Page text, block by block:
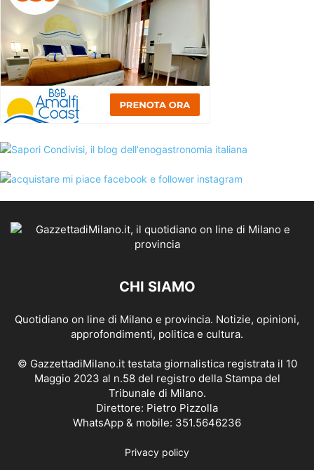
CHI SIAMO
Quotidiano on line di Milano e provincia. Notizie, opinioni,
approfondimenti, politica e cultura.
© GazzettadiMilano.it testata giornalistica registrata il 10
Maggio 2023 al n.58 del registro della Stampa del
Tribunale di Milano.
Direttore: Pietro Pizzolla
WhatsApp & mobile: 351.5646236
Privacy policy